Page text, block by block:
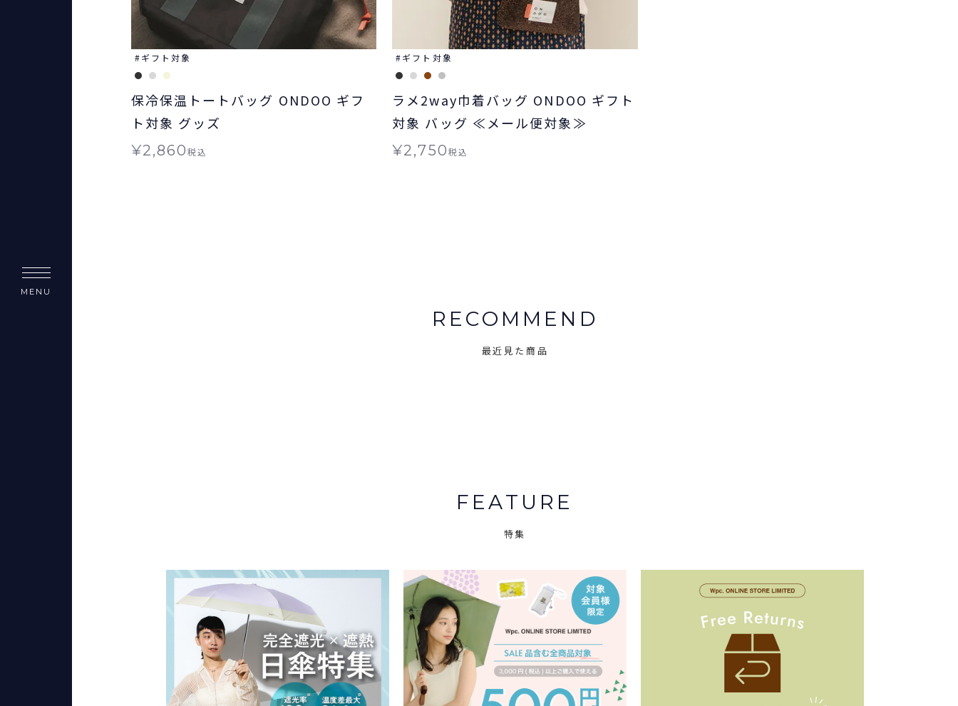
ギフト対象
保冷保温トートバッグ ONDOO ギフ
ト対象 グッズ
¥2,860税込
ギフト対象
ラメ2way巾着バッグ ONDOO ギフト
対象 バッグ ≪メール便対象≫
¥2,750税込
RECOMMEND
最近見た商品
FEATURE
特集
MENU